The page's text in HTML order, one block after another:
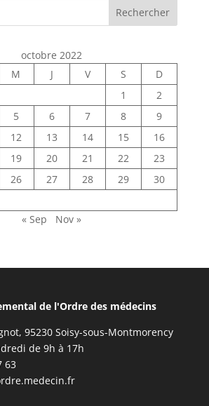
Rechercher
octobre 2022
M J V S
D
1
2
5 6 7 8
9
12 13 14 15
16
19 20 21 22
23
26 27 28 29
30
« Sep
Nov »
de l'Ordre des médecins
95230 Soisy-sous-Montmorency
de 9h à 17h
63